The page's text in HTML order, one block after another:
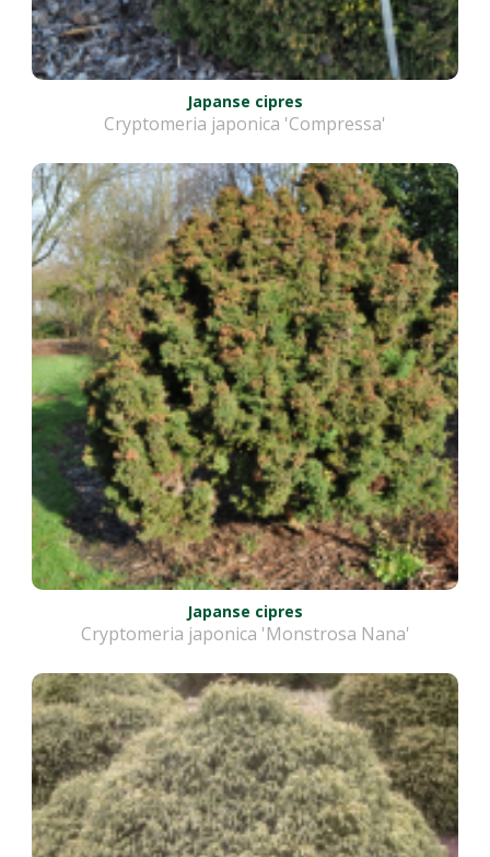
Japanse cipres
Cryptomeria japonica 'Compressa'
Japanse cipres
Cryptomeria japonica 'Monstrosa Nana'